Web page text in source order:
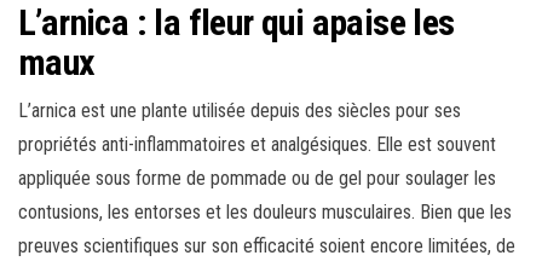
L’arnica : la fleur qui apaise les
maux
L’arnica est une plante utilisée depuis des siècles pour ses
propriétés anti-inflammatoires et analgésiques. Elle est souvent
appliquée sous forme de pommade ou de gel pour soulager les
contusions, les entorses et les douleurs musculaires. Bien que les
preuves scientifiques sur son efficacité soient encore limitées, de